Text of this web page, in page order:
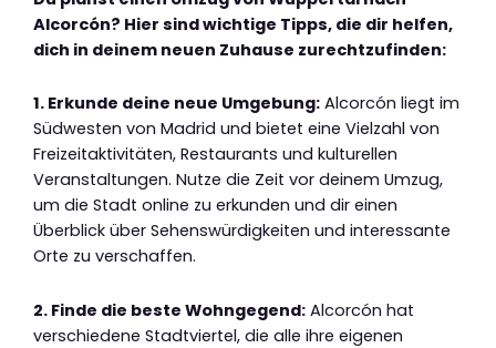
Alcorcón? Hier sind wichtige Tipps, die dir helfen,
dich in deinem neuen Zuhause zurechtzufinden:
1. Erkunde deine neue Umgebung: Alcorcón liegt im
Südwesten von Madrid und bietet eine Vielzahl von
Freizeitaktivitäten, Restaurants und kulturellen
Veranstaltungen. Nutze die Zeit vor deinem Umzug,
um die Stadt online zu erkunden und dir einen
Überblick über Sehenswürdigkeiten und interessante
Orte zu verschaffen.
2. Finde die beste Wohngegend: Alcorcón hat
verschiedene Stadtviertel, die alle ihre eigenen